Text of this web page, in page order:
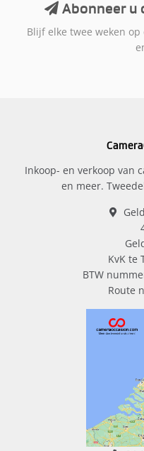
Abonneer u
Blijf elke twee weken
Inkoop- en verkoop van
en meer.
KvK te
BTW
Route